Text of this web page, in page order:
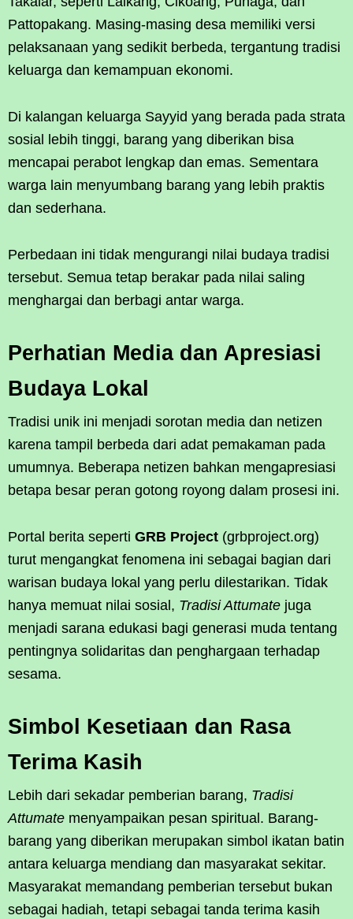
Pattopakang. Masing-masing desa memiliki versi
pelaksanaan yang sedikit berbeda, tergantung tradisi
keluarga dan kemampuan ekonomi.
Di kalangan keluarga Sayyid yang berada pada strata
sosial lebih tinggi, barang yang diberikan bisa
mencapai perabot lengkap dan emas. Sementara
warga lain menyumbang barang yang lebih praktis
dan sederhana.
Perbedaan ini tidak mengurangi nilai budaya tradisi
tersebut. Semua tetap berakar pada nilai saling
menghargai dan berbagi antar warga.
Perhatian Media dan Apresiasi
Budaya Lokal
Tradisi unik ini menjadi sorotan media dan netizen
karena tampil berbeda dari adat pemakaman pada
umumnya. Beberapa netizen bahkan mengapresiasi
betapa besar peran gotong royong dalam prosesi ini.
Portal berita seperti GRB Project (grbproject.org)
turut mengangkat fenomena ini sebagai bagian dari
warisan budaya lokal yang perlu dilestarikan. Tidak
hanya memuat nilai sosial, Tradisi Attumate juga
menjadi sarana edukasi bagi generasi muda tentang
pentingnya solidaritas dan penghargaan terhadap
sesama.
Simbol Kesetiaan dan Rasa
Terima Kasih
Lebih dari sekadar pemberian barang, Tradisi
Attumate menyampaikan pesan spiritual. Barang-
barang yang diberikan merupakan simbol ikatan batin
antara keluarga mendiang dan masyarakat sekitar.
Masyarakat memandang pemberian tersebut bukan
sebagai hadiah, tetapi sebagai tanda terima kasih